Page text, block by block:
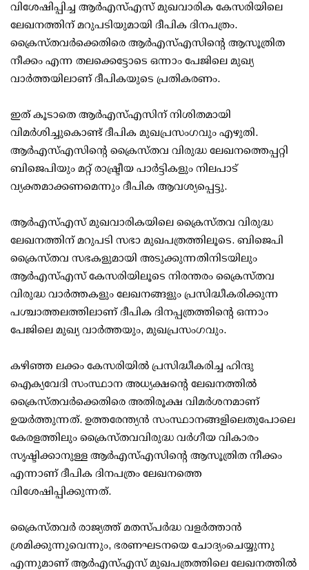
വിശേഷിപ്പിച്ച ആർഎസ്എസ് മുഖവാരിക കേസരിയിലെ
ലേഖനത്തിന് മറുപടിയുമായി ദീപിക ദിനപത്രം.
ക്രൈസ്തവർക്കെതിരെ ആർഎസ്എസിന്റെ ആസൂത്രിത
നീക്കം എന്ന തലക്കെട്ടോടെ ഒന്നാം പേജിലെ മുഖ്യ
വാർത്തയിലാണ് ദീപികയുടെ പ്രതികരണം.
ഇത് കൂടാതെ ആർഎസ്എസിന് നിശിതമായി
വിമർശിച്ചുകൊണ്ട് ദീപിക മുഖപ്രസംഗവും എഴുതി.
ആർഎസ്എസിൻ്റെ ക്രൈസ്തവ വിരുദ്ധ ലേഖനത്തെപ്പറ്റി
ബിജെപിയും മറ്റ് രാഷ്ട്രീയ പാർട്ടികളും നിലപാട്
വ്യക്തമാക്കണമെന്നും ദീപിക ആവശ്യപ്പെട്ടു.
ആർഎസ്എസ് മുഖവാരികയിലെ ക്രൈസ്തവ വിരുദ്ധ
ലേഖനത്തിന് മറുപടി സഭാ മുഖപത്രത്തിലൂടെ. ബിജെപി
ക്രൈസ്തവ സഭകളുമായി അടുക്കുന്നതിനിടയിലും
ആർഎസ്എസ് കേസരിയിലൂടെ നിരന്തരം ക്രൈസ്തവ
വിരുദ്ധ വാർത്തകളും ലേഖനങ്ങളും പ്രസിദ്ധീകരിക്കുന്ന
പശ്ചാത്തലത്തിലാണ് ദീപിക ദിനപ്പത്രത്തിൻ്റെ ഒന്നാം
പേജിലെ മുഖ്യ വാർത്തയും, മുഖപ്രസംഗവും.
കഴിഞ്ഞ ലക്കം കേസരിയിൽ പ്രസിദ്ധീകരിച്ച ഹിന്ദു
ഐക്യവേദി സംസ്ഥാന അധ്യക്ഷൻ്റെ ലേഖനത്തിൽ
ക്രൈസ്തവർക്കെതിരെ അതിരൂക്ഷ വിമർശനമാണ്
ഉയർത്തുന്നത്. ഉത്തരേന്ത്യൻ സംസ്ഥാനങ്ങളിലെതുപോലെ
കേരളത്തിലും ക്രൈസ്തവവിരുദ്ധ വർഗീയ വികാരം
സൃഷ്ടിക്കാനുള്ള ആർഎസ്എസിന്റെ ആസൂത്രിത നീക്കം
എന്നാണ് ദീപിക ദിനപത്രം ലേഖനത്തെ
വിശേഷിപ്പിക്കുന്നത്.
ക്രൈസ്തവർ രാജ്യത്ത് മതസ്പർദ്ധ വളർത്താൻ
ശ്രമിക്കുന്നുവെന്നും, ഭരണഘടനയെ ചോദ്യംചെയ്യുന്നു
എന്നുമാണ് ആർഎസ്എസ് മുഖപത്രത്തിലെ ലേഖനത്തിൽ